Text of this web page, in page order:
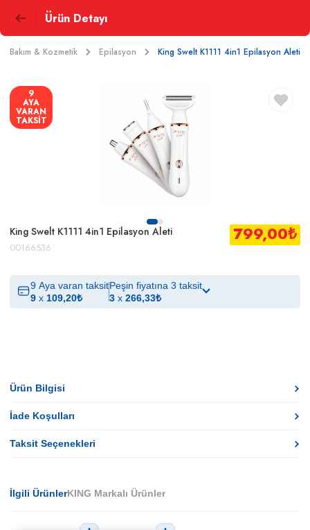
Ürün Detayı
Bakım & Kozmetik Epilasyon King Swelt K1111 4in1 Epilasyon Aleti
9
AYA
VARAN
TAKSİT
King Swelt K1111 4in1 Epilasyon Aleti
00166536
799,00₺
9 Aya varan taksit
9 x 109,20₺
Peşin fiyatına 3 taksit
3 x 266,33₺
Ürün Bilgisi
İade Koşulları
Taksit Seçenekleri
İlgili ÜrünlerKING Markalı Ürünler